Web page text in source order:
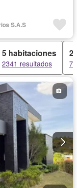
S.A.S
5 habitaciones
2341 resultados
2